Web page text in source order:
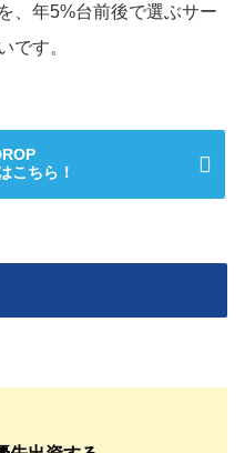
、年5%台前後で選ぶサー
です。
こちら！